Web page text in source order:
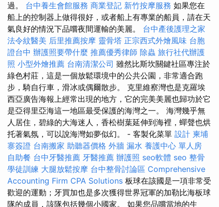
過。 台中養生會館服務 商業登記 新竹按摩服務 如果您在
船上的控制器上做得很好，或者船上有專業的船員，請在天
氣良好的情況下品嚐夜間運輸的美麗。 台中產後護理之家
法令紋醫美 后里推薦按摩 靈骨塔 正宗西式外燴風味 台胞
證台中 辦護照要帶什麼 推薦優秀律師 除蟲 旅行社代辦護
照 小型外燴推薦 台南清潔公司 雖然比斯坎關鍵社區專注於
綠色村莊，這是一個放鬆環境中的公共公園，非常適合跑
步，騎自行車，滑冰或偶爾散步。 克里維察灣也是克羅埃
西亞廣告海報上經常出現的地方，它的完美美麗也歸功於它
是亞得里亞海這一地區最受保護的海灣之一。 海灣幾乎無
人居住，碧綠的大海迷人，香松樹葉延伸到海裡，蟬聲也烘
托著氣氛，可以說海灣如夢似幻。 - 客製化菜單 設計 柬埔
寨簽證 台南搬家 助聽器價格 外牆 漏水 養護中心 單人房
自助餐 台中牙醫推薦 牙醫推薦 辦護照 seo軟體 seo 整骨
學徒訓練 大腿放鬆按摩 台中整骨討論區 Comprehensive
Accounting Firm CPA Solutions 板球在該國是一項非常受
歡迎的運動；牙買加也是多次獲得世界冠軍的加勒比海板球
隊的成員，該隊包括幾個小國家。 如果您品嚐當地的生